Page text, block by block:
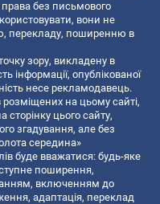
права без письмового
вони не
перекладу, поширенню в
зору, викладену в
інформації, опублікованої
несе рекламодавець.
на цьому сайті,
сторінку цього сайту,
згадування, але без
середина»
буде вважатися: будь-яке
поширення,
включенням до
адаптація, переклад